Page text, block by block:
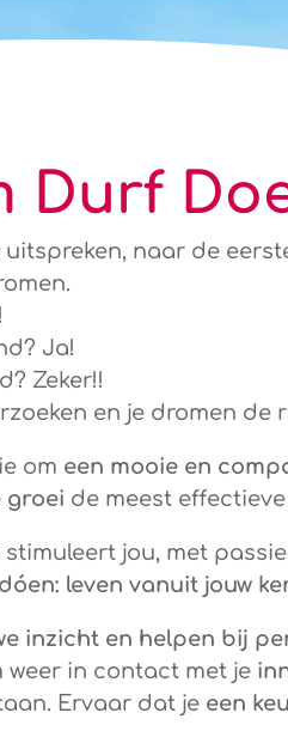
Durf
uitspreken, naar de
Ja!
Zeker!!
en je dromen de
om een mooie en
groei de meest
stimuleert jou, met
leven vanuit jouw
inzicht en helpen bij
weer in contact met je
Ervaar dat je een